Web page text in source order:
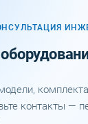
контакты —